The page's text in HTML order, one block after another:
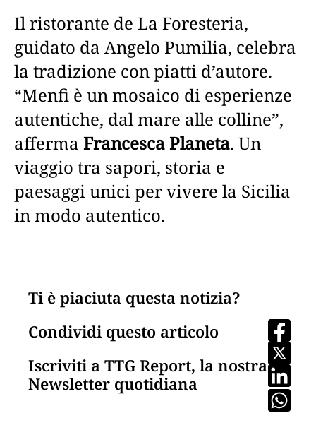
Il ristorante de La Foresteria,
guidato da Angelo Pumilia, celebra
la tradizione con piatti d’autore.
“Menfi è un mosaico di esperienze
autentiche, dal mare alle colline”,
afferma Francesca Planeta. Un
viaggio tra sapori, storia e
paesaggi unici per vivere la Sicilia
in modo autentico.
Ti è piaciuta questa notizia?
Condividi questo articolo
Iscriviti a TTG Report, la nostra
Newsletter quotidiana